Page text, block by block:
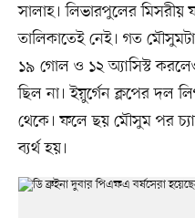
সালাহ। লিভারপুলের মিসরীয়
তালিকাতেই নেই। গত মৌসুমটা
১৯ গোল ও ১২ অ্যাসিস্ট
ছিল না। ইয়ুর্গেন ক্লপের দল
থেকে। ফলে ছয় মৌসুম পর
ব্যর্থ হয়।